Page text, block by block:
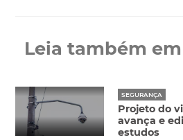
Leia também
SEGURANÇA
Projeto do
avança e
estudos